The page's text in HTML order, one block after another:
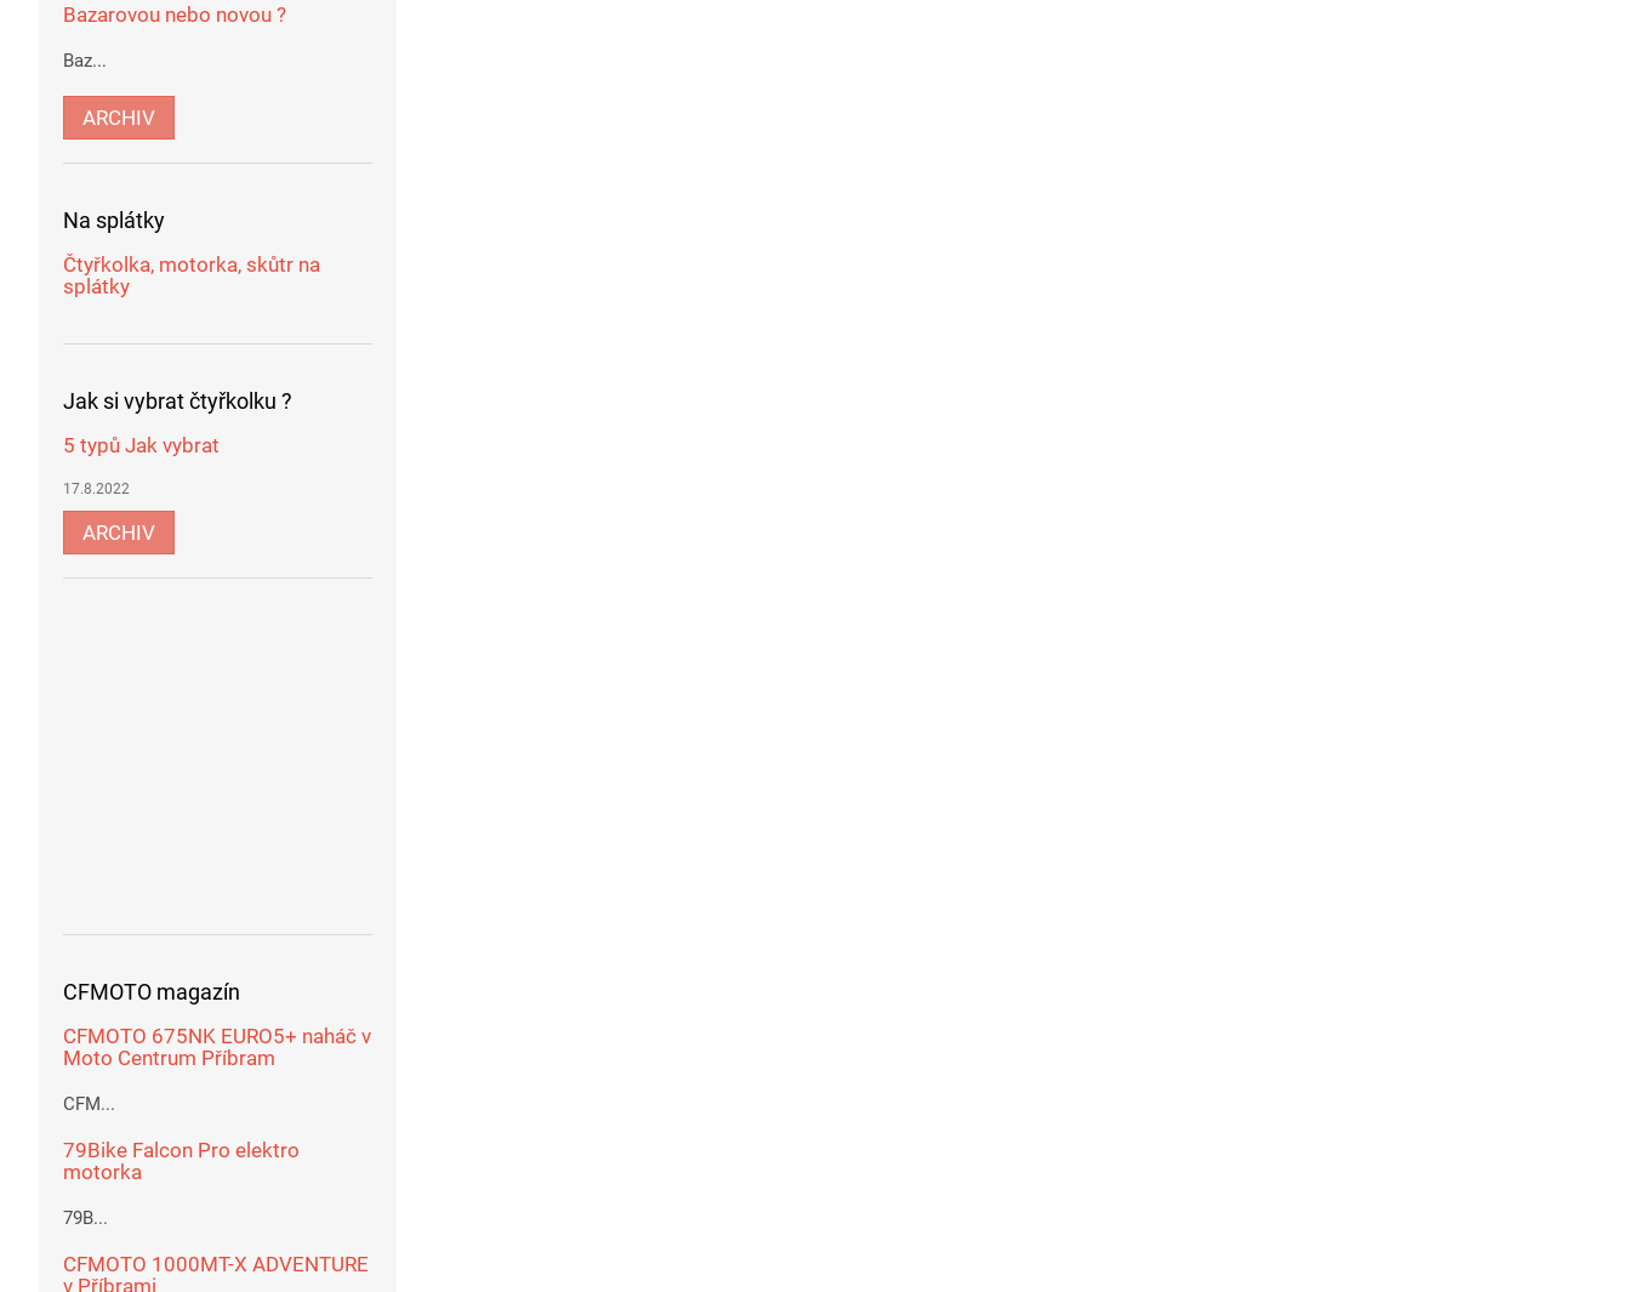
Bazarovou nebo novou ?
Baz...
ARCHIV
Na splátky
Čtyřkolka, motorka, skůtr na
splátky
Jak si vybrat čtyřkolku ?
5 typů Jak vybrat
17.8.2022
ARCHIV
CFMOTO magazín
CFMOTO 675NK EURO5+ naháč v
Moto Centrum Příbram
CFM...
79Bike Falcon Pro elektro
motorka
79B...
CFMOTO 1000MT-X ADVENTURE
v Příbrami